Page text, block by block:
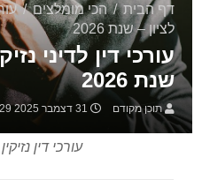
דף הבית / הכי מומלצים /
לציון – שנת 2026
עורכי דין לדיני
שנת 2026
תוכן מקודם 31 דצמבר 2025 9:29
עורכי דין